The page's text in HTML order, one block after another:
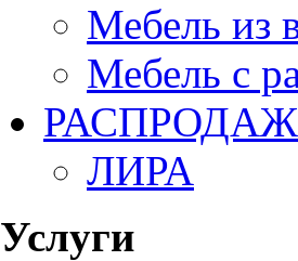
Мебель из
Мебель с
ЛИРА
Услуги